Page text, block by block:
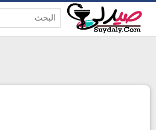
-->
vmZ_yu86_9u3jQJgGN9H2FF9w